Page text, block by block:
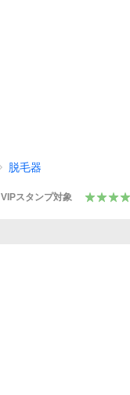
脱毛器
VIPスタンプ対象